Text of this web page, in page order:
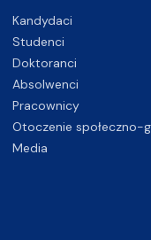
Kandydaci
Studenci
Doktoranci
Absolwenci
Pracownicy
Otoczenie społeczno-
Media